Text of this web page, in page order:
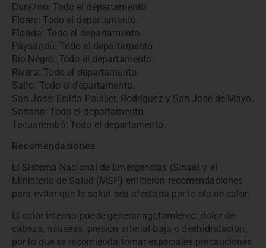
Durazno: Todo el departamento.
Flores: Todo el departamento.
Florida: Todo el departamento.
Paysandú: Todo el departamento.
Río Negro: Todo el departamento.
Rivera: Todo el departamento.
Salto: Todo el departamento.
San José: Ecilda Paullier, Rodríguez y San José de Mayo.
Soriano: Todo el departamento.
Tacuarembó: Todo el departamento.
Recomendaciones
El Sistema Nacional de Emergencias (Sinae) y el
Ministerio de Salud (MSP) emitieron recomendaciones
para evitar que la salud sea afectada por la ola de calor.
El calor intenso puede generar agotamiento, dolor de
cabeza, náuseas, presión arterial baja o deshidratación,
por lo que se recomienda tomar especiales precauciones